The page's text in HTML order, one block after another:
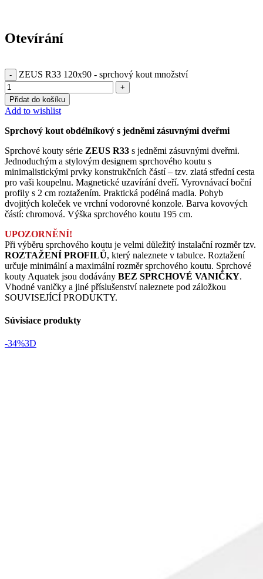
Otevírání
ZEUS R33 120x90 - sprchový kout množství
Přidat do košíku
Add to wishlist
Sprchový kout obdélníkový s jedněmi zásuvnými dveřmi
Sprchové kouty série ZEUS R33 s jedněmi zásuvnými dveřmi.
Jednoduchým a stylovým designem sprchového koutu s
minimalistickými prvky konstrukčních částí – tzv. zlatá střední cesta
pro vaši koupelnu. Magnetické uzavírání dveří. Vyrovnávací boční
profily s 2 cm roztažením. Praktická podélná madla. Pohyb
dvojitých koleček ve vrchní vodorovné konzole. Barva kovových
částí: chromová. Výška sprchového koutu 195 cm.
UPOZORNĚNÍ!
Při výběru sprchového koutu je velmi důležitý instalační rozměr tzv.
ROZTAŽENÍ PROFILŮ, který naleznete v tabulce. Roztažení
určuje minimální a maximální rozměr sprchového koutu. Sprchové
kouty Aquatek jsou dodávány BEZ SPRCHOVÉ VANIČKY.
Vhodné vaničky a jiné příslušenství naleznete pod záložkou
SOUVISEJÍCÍ PRODUKTY.
Súvisiace produkty
-34%3D